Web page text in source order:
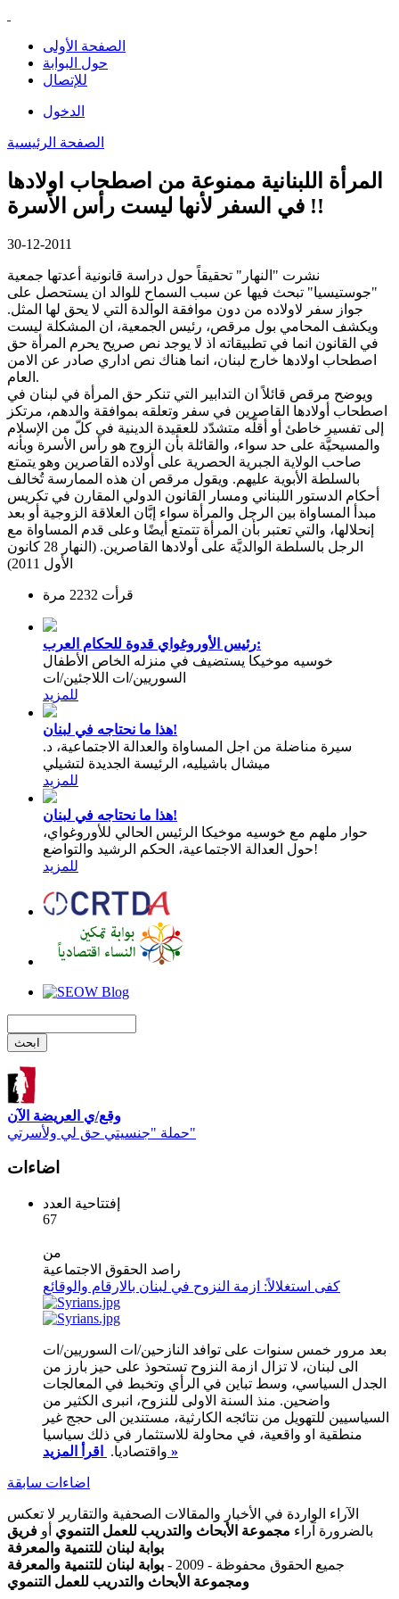
الصفحة الأولى
حول البوابة
للإتصال
الدخول
الصفحة الرئيسية
المرأة اللبنانية ممنوعة من اصطحاب اولادها
في السفر لأنها ليست رأس الأسرة !!
30-12-2011
نشرت "النهار" تحقيقاً حول دراسة قانونية أعدتها جمعية
"جوستيسيا" تبحث فيها عن سبب السماح للوالد ان يستحصل على
جواز سفر لاولاده من دون موافقة الوالدة التي لا يحق لها المثل.
ويكشف المحامي بول مرقص، رئيس الجمعية، ان المشكلة ليست
في القانون انما في تطبيقاته اذ لا يوجد نص صريح يحرم المرأة حق
اصطحاب اولادها خارج لبنان، انما هناك نص اداري صادر عن الامن
العام.
ويوضح مرقص قائلاً ان التدابير التي تنكر حق المرأة في لبنان في
اصطحاب أولادها القاصرين في سفر وتعلقه بموافقة والدهم، مرتكز
إلى تفسير خاطئ أو أقلّه متشدّد للعقيدة الدينية في كلّ من الإسلام
والمسيحيَّة على حد سواء، والقائلة بأن الزوج هو رأس الأسرة وبأنه
صاحب الولاية الجبرية الحصرية على أولاده القاصرين وهو يتمتع
بالسلطة الأبوية عليهم. ويقول مرقص ان هذه الممارسة تُخالف
أحكام الدستور اللبناني ومسار القانون الدولي المقارن في تكريس
مبدأ المساواة بين الرجل والمرأة سواء إبَّان العلاقة الزوجية أو بعد
إنحلالها، والتي تعتبر بأن المرأة تتمتع أيضًا وعلى قدم المساواة مع
الرجل بالسلطة الوالديَّة على أولادها القاصرين. (النهار 28 كانون
الأول 2011)
قرأت 2232 مرة
رئيس الأوروغواي قدوة للحكام العرب:
خوسيه موخيكا يستضيف في منزله الخاص الأطفال
السوريين/ات اللاجئين/ات
للمزيد
هذا ما نحتاجه في لبنان!
سيرة مناضلة من اجل المساواة والعدالة الاجتماعية، د.
ميشال باشيليه، الرئيسة الجديدة لتشيلي
للمزيد
هذا ما نحتاجه في لبنان!
حوار ملهم مع خوسيه موخيكا الرئيس الحالي للأوروغواي،
حول العدالة الاجتماعية، الحكم الرشيد والتواضع!
للمزيد
وقع/ي العريضة الآن
حملة "جنسيتي حق لي ولأسرتي"
اضاءات
إفتتاحية العدد
67
من
راصد الحقوق الاجتماعية
كفى استغلالاً: ازمة النزوح في لبنان بالارقام والوقائع
بعد مرور خمس سنوات على توافد النازحين/ات السوريين/ات
الى لبنان، لا تزال ازمة النزوح تستحوذ على حيز بارز من
الجدل السياسي، وسط تباين في الرأي وتخبط في المعالجات
واضحين. منذ السنة الاولى للنزوح، انبرى الكثير من
السياسيين للتهويل من نتائجه الكارثية، مستندين الى حجج غير
منطقية او واقعية، في محاولة للاستثمار في ذلك سياسيا
واقتصاديا. اقرأ المزيد »
اضاءات سابقة
الآراء الواردة في الأخبار والمقالات الصحفية والتقارير لا تعكس
بالضرورة آراء مجموعة الأبحاث والتدريب للعمل التنموي أو فريق
بوابة لبنان للتنمية والمعرفة
جميع الحقوق محفوظة - 2009 -
بوابة لبنان للتنمية والمعرفة
ومجموعة الأبحاث والتدريب للعمل التنموي